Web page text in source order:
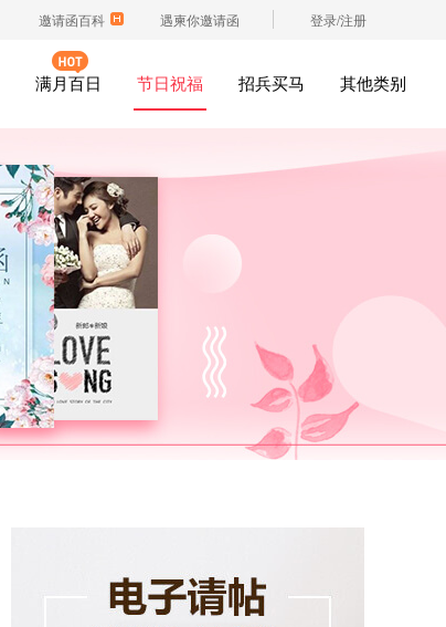
邀请函百科 遇柬你邀请函 登录/注册
满月百日 节日祝福 招兵买马 其他类别